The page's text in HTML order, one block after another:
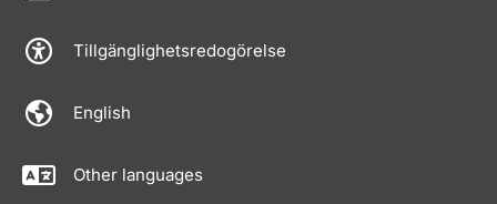
Tillgänglighetsredogörelse
English
Other languages